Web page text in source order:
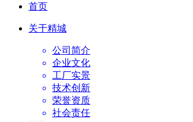
首页
关于精城
公司简介
企业文化
工厂实景
技术创新
荣誉资质
社会责任